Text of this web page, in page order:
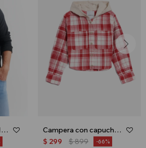
Campera de polar - Negro
Campera con capucha - Rojo
$ 299 $899 66